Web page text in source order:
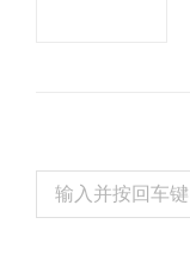
Search: